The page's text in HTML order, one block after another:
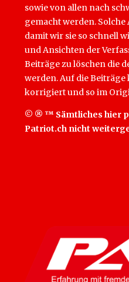
sowie von allen nach
gemacht werden.
damit wir sie so schnell
und Ansichten der
Beiträge zu löschen die
werden. Auf die
korrigiert und so im
© ® ™ Sämtliches hier
Patriot.ch nicht